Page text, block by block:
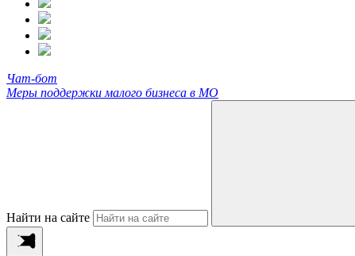
Чат-бот
Меры поддержки малого бизнеса в МО
Найти на сайте